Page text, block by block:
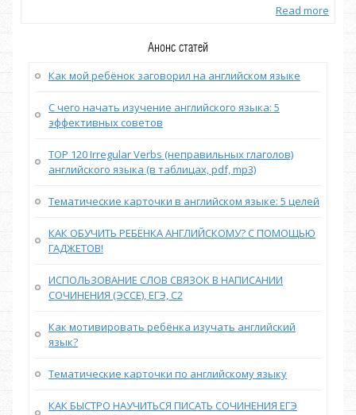
Read more
Анонс статей
Как мой ребёнок заговорил на английском языке
С чего начать изучение английского языка: 5
эффективных советов
TOP 120 Irregular Verbs (неправильных глаголов)
английского языка (в таблицах, pdf, mp3)
Тематические карточки в английском языке: 5 целей
КАК ОБУЧИТЬ РЕБЁНКА АНГЛИЙСКОМУ? С ПОМОЩЬЮ
ГАДЖЕТОВ!
ИСПОЛЬЗОВАНИЕ СЛОВ СВЯЗОК В НАПИСАНИИ
СОЧИНЕНИЯ (ЭССЕ), ЕГЭ, С2
Как мотивировать ребёнка изучать английский
язык?
Тематические карточки по английскому языку
КАК БЫСТРО НАУЧИТЬСЯ ПИСАТЬ СОЧИНЕНИЯ ЕГЭ